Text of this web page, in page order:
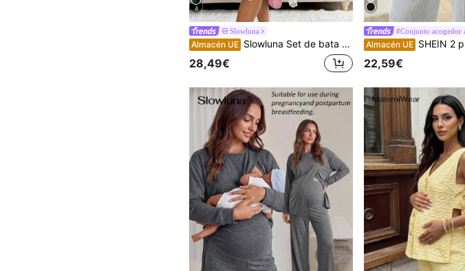
4
Slowluna
Almacén UE Slowluna Set de bata y vestido de tirantes de maternidad con encaje en contraste
28,49€
#Conjunto acogedor
Almacén UE SHEIN 2 piezas Conjunto casual de camiseta de manga
22,59€